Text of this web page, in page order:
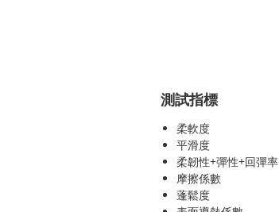
測試指標
柔軟度
平滑度
柔韌性+彈性+回彈率
摩擦係數
蓬鬆度